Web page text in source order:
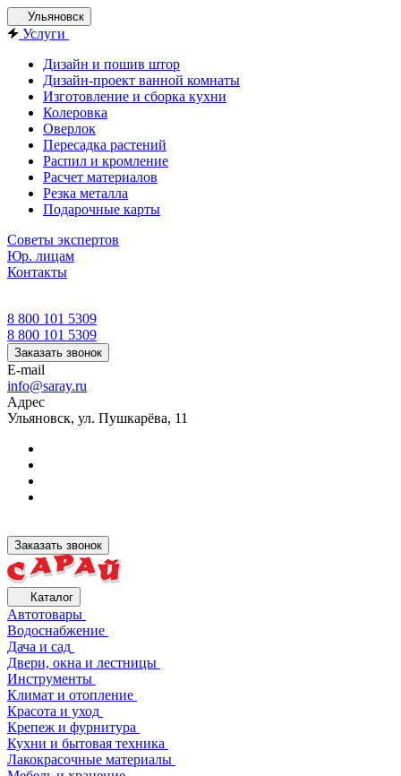
Ульяновск
Услуги
Дизайн и пошив штор
Дизайн-проект ванной комнаты
Изготовление и сборка кухни
Колеровка
Оверлок
Пересадка растений
Распил и кромление
Расчет материалов
Резка металла
Подарочные карты
Советы экспертов
Юр. лицам
Контакты
8 800 101 5309
8 800 101 5309
Заказать звонок
E-mail
info@saray.ru
Адрес
Ульяновск, ул. Пушкарёва, 11
Заказать звонок
Каталог
Автотовары
Водоснабжение
Дача и сад
Двери, окна и лестницы
Инструменты
Климат и отопление
Красота и уход
Крепеж и фурнитура
Кухни и бытовая техника
Лакокрасочные материалы